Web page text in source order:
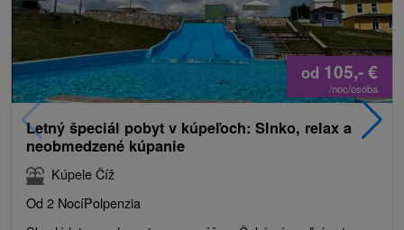
od 105,-€
/noc/osoba
Letný špeciál pobyt v kúpeľoch: Slnko, relax a
neobmedzené kúpanie
Kúpele Číž
Od 2 NocíPolpenzia